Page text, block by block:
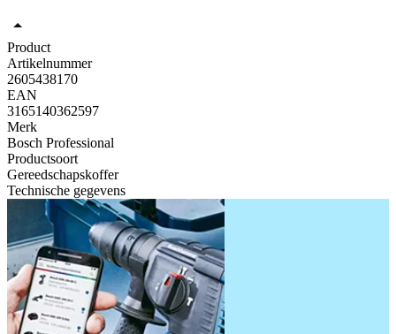
Product
Artikelnummer
2605438170
EAN
3165140362597
Merk
Bosch Professional
Productsoort
Gereedschapskoffer
Technische gegevens